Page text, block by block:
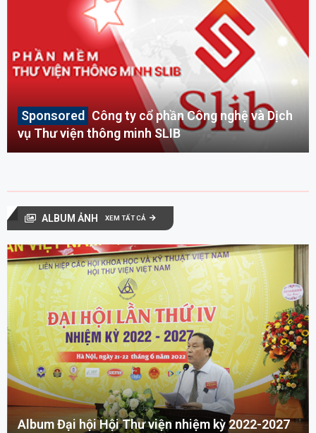
Công ty cổ phần Công nghệ và Dịch
vụ Thư viện thông minh SLIB
ALBUM ẢNH XEM TẤT CẢ
Album Đại hội Hội Thư viện nhiệm kỳ 2022-2027